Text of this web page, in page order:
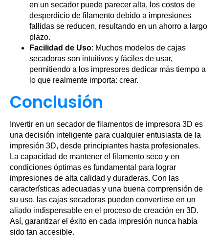
en un secador puede parecer alta, los costos de
desperdicio de filamento debido a impresiones
fallidas se reducen, resultando en un ahorro a largo
plazo.
Facilidad de Uso: Muchos modelos de cajas
secadoras son intuitivos y fáciles de usar,
permitiendo a los impresores dedicar más tiempo a
lo que realmente importa: crear.
Conclusión
Invertir en un secador de filamentos de impresora 3D es
una decisión inteligente para cualquier entusiasta de la
impresión 3D, desde principiantes hasta profesionales.
La capacidad de mantener el filamento seco y en
condiciones óptimas es fundamental para lograr
impresiones de alta calidad y duraderas. Con las
características adecuadas y una buena comprensión de
su uso, las cajas secadoras pueden convertirse en un
aliado indispensable en el proceso de creación en 3D.
Así, garantizar el éxito en cada impresión nunca había
sido tan accesible.